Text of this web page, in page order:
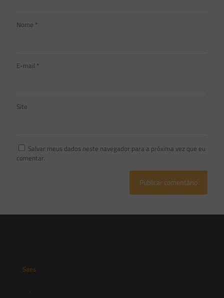
Nome *
E-mail *
Site
Salvar meus dados neste navegador para a próxima vez que eu
comentar.
Saes